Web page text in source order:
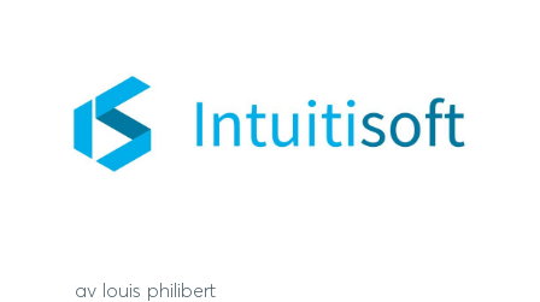
av louis philibert